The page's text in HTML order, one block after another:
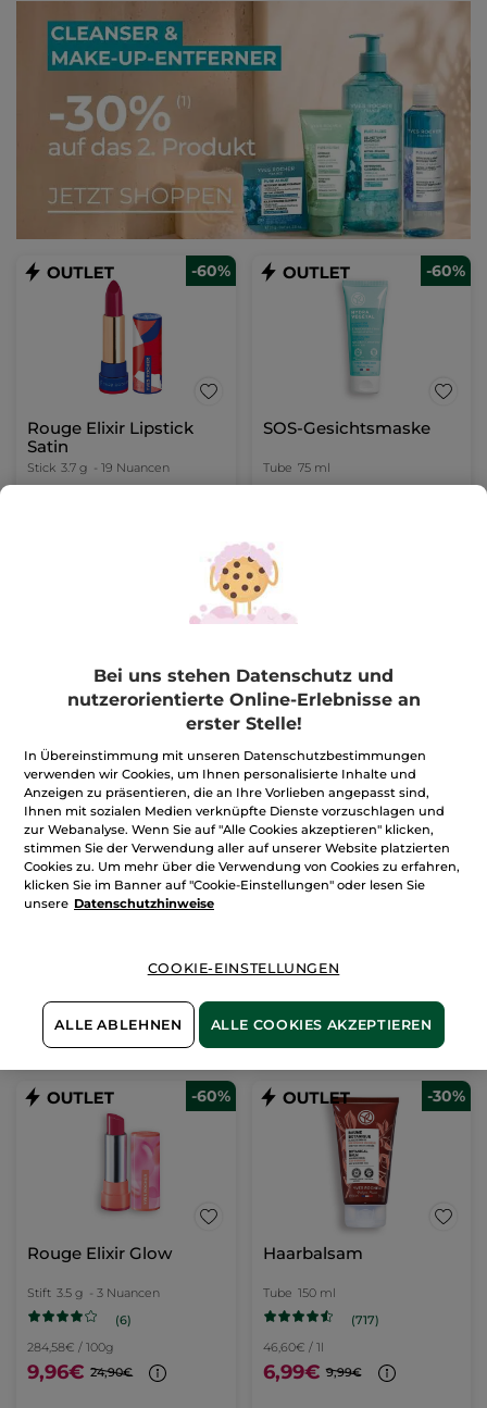
-60%
Rouge Elixir Lipstick
Satin
Stick 3.7 g - 19 Nuancen
FARBE WÄHLEN
-60%
SOS-Gesichtsmaske
Tube 75 ml
7,96€
WARENKORB
-60%
Korrigierende
Schönheits-Creme Tag
Tiegel 50 ml
(1248)
IN DEN
WARENKORB
-60%
Rouge Elixir Glow
Stift 3.5 g - 3 Nuancen
(6)
284,58€ / 100g
9,96€ 24,90€
-30%
Haarbalsam
Tube 150 ml
(717)
46,60€ / 1l
6,99€ 9,99€
Bei uns stehen Datenschutz und
nutzerorientierte Online-Erlebnisse an
erster Stelle!
In Übereinstimmung mit unseren Datenschutzbestimmungen
verwenden wir Cookies, um Ihnen personalisierte Inhalte und
Anzeigen zu präsentieren, die an Ihre Vorlieben angepasst sind,
Ihnen mit sozialen Medien verknüpfte Dienste vorzuschlagen und
zur Webanalyse. Wenn Sie auf "Alle Cookies akzeptieren" klicken,
stimmen Sie der Verwendung aller auf unserer Website platzierten
Cookies zu. Um mehr über die Verwendung von Cookies zu erfahren,
klicken Sie im Banner auf "Cookie-Einstellungen" oder lesen Sie
unsere Datenschutzhinweise
COOKIE-EINSTELLUNGEN
ALLE ABLEHNEN ALLE COOKIES AKZEPTIEREN